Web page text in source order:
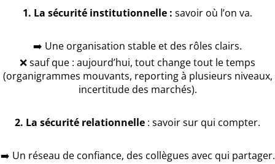
1. La sécurité institutionnelle : savoir où l’on va.
➡️ Une organisation stable et des rôles clairs.
❌ sauf que : aujourd’hui, tout change tout le temps
(organigrammes mouvants, reporting à plusieurs niveaux,
incertitude des marchés).
2. La sécurité relationnelle : savoir sur qui compter.
➡️ Un réseau de confiance, des collègues avec qui partager.